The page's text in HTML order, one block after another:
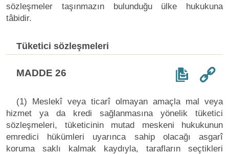
sözleşmeler taşınmazın bulunduğu ülke hukukuna
tâbidir.
Tüketici sözleşmeleri
MADDE 26
(1) Meslekî veya ticarî olmayan amaçla mal veya
hizmet ya da kredi sağlanmasına yönelik tüketici
sözleşmeleri, tüketicinin mutad meskeni hukukunun
emredici hükümleri uyarınca sahip olacağı asgarî
koruma saklı kalmak kaydıyla, tarafların seçtikleri